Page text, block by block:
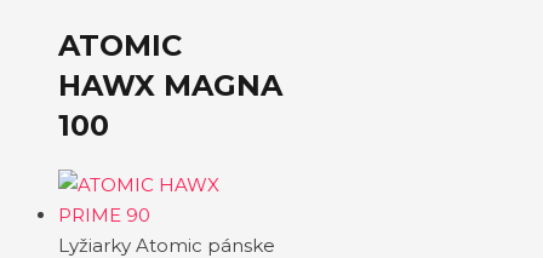
ATOMIC
HAWX MAGNA
100
Lyžiarky Atomic pánske